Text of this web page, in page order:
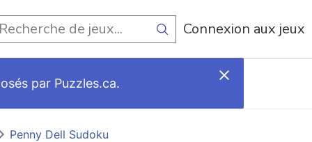
Connexion aux jeux
par Puzzles.ca.
Penny Dell Sudoku